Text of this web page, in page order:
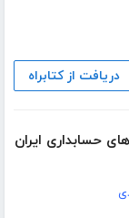
دریافت از کتابراه
حسابداری ایران